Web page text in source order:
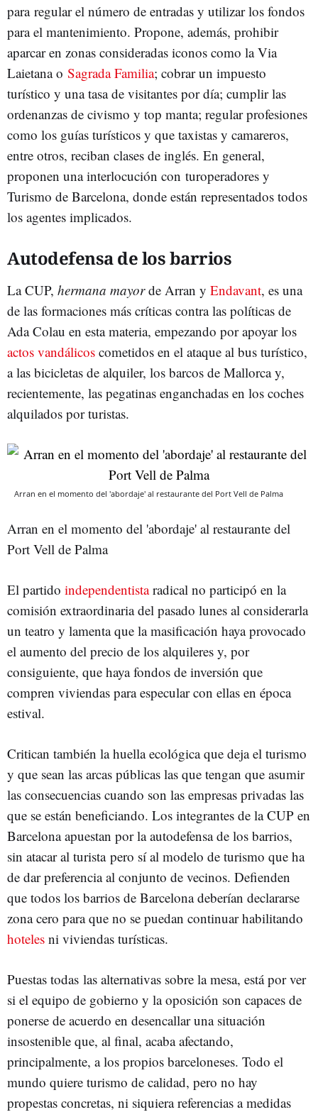
para regular el número de entradas y utilizar los fondos
para el mantenimiento. Propone, además, prohibir
aparcar en zonas consideradas iconos como la Via
Laietana o Sagrada Familia; cobrar un impuesto
turístico y una tasa de visitantes por día; cumplir las
ordenanzas de civismo y top manta; regular profesiones
como los guías turísticos y que taxistas y camareros,
entre otros, reciban clases de inglés. En general,
proponen una interlocución con turoperadores y
Turismo de Barcelona, donde están representados todos
los agentes implicados.
Autodefensa de los barrios
La CUP, hermana mayorde Arran y Endavant, es una
de las formaciones más críticas contra las políticas de
Ada Colau en esta materia, empezando por apoyar los
actos vandálicos cometidos en el ataque al bus turístico,
a las bicicletas de alquiler, los barcos de Mallorca y,
recientemente, las pegatinas enganchadas en los coches
alquilados por turistas.
Arran en el momento del 'abordaje' al restaurante del Port Vell de Palma
Arran en el momento del 'abordaje' al restaurante del
Port Vell de Palma
El partido independentistaradical no participó en la
comisión extraordinaria del pasado lunes al considerarla
un teatro y lamenta que la masificación haya provocado
el aumento del precio de los alquileres y, por
consiguiente, que haya fondos de inversión que
compren viviendas para especular con ellas en época
estival.
Critican también la huella ecológica que deja el turismo
y que sean las arcas públicas las que tengan que asumir
las consecuencias cuando son las empresas privadas las
que se están beneficiando. Los integrantes de la CUP en
Barcelona apuestan por la autodefensa de los barrios,
sin atacar al turista pero sí al modelo de turismo que ha
de dar preferencia al conjunto de vecinos. Defienden
que todos los barrios de Barcelona deberían declararse
zona cero para que no se puedan continuar habilitando
hoteles ni viviendas turísticas.
Puestas todas las alternativas sobre la mesa, está por ver
si el equipo de gobierno y la oposición son capaces de
ponerse de acuerdo en desencallar una situación
insostenible que, al final, acaba afectando,
principalmente, a los propios barceloneses. Todo el
mundo quiere turismo de calidad, pero no hay
propestas concretas, ni siquiera referencias a medidas